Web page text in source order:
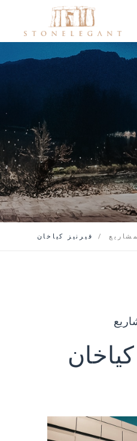
فيرنيز كياخان